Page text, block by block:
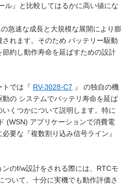
ル』と比較してはるかに高い値にな
急速な成長と大規模な展開により膨
れます。そのため バッテリー駆動
約し動作寿命を延ばすための設計
トでは『 RV-3028-C7 』 の独自の機
の システムでバッテリ寿命を延ば
くつかについて説明します。特に
(WSN) アプリケーションで消費電
要な『複数割り込み信号ライン』
のf/w設計をされる際には、RTCモ
ついて、十分に実機でも動作評価さ